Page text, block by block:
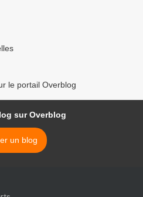
le portail Overblog
sur Overblog
un blog